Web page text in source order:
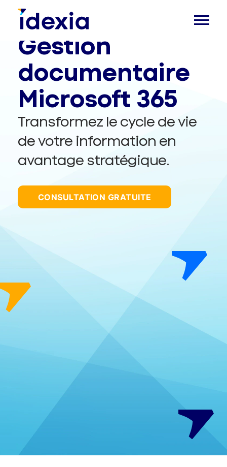
Gestion
documentaire
Microsoft 365
Transformez le cycle de vie
de votre information en
avantage stratégique.
CONSULTATION GRATUITE